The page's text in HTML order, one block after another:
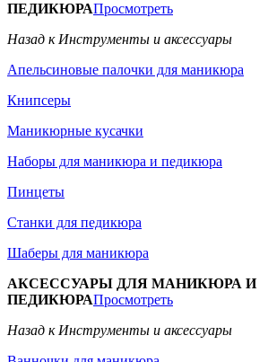
ПЕДИКЮРАПросмотреть
Назад к Инструменты и аксессуары
Апельсиновые палочки для маникюра
Книпсеры
Маникюрные кусачки
Наборы для маникюра и педикюра
Пинцеты
Станки для педикюра
Шаберы для маникюра
АКСЕССУАРЫ ДЛЯ МАНИКЮРА И
ПЕДИКЮРАПросмотреть
Назад к Инструменты и аксессуары